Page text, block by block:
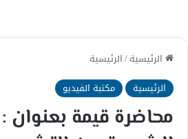
الرئيسية/الرئيسية
الرئيسية
مكتبة الفيديو
محاضرة قيمة بعنوان